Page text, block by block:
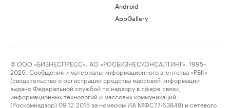
Android
AppGallery
© ООО «БИЗНЕСПРЕСС», АО «РОСБИЗНЕСКОНСАЛТИНГ», 1995–
2026. Сообщения и материалы информационного агентства «РБК»
(свидетельство о регистрации средства массовой информации
выдано Федеральной службой по надзору в сфере связи,
информационных технологий и массовых коммуникаций
(Роскомнадзор) 09.12.2015 за номером ИА №ФС77-63848) и сетевого